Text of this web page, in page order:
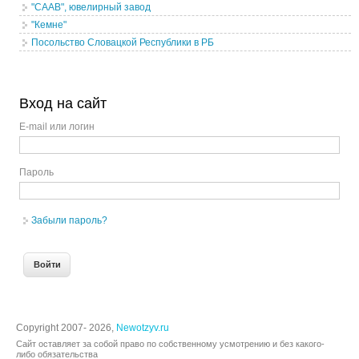
"СААВ", ювелирный завод
"Кемне"
Посольство Словацкой Республики в РБ
Вход на сайт
E-mail или логин
Пароль
Забыли пароль?
Copyright 2007- 2026, Newotzyv.ru
Сайт оставляет за собой право по собственному усмотрению и без какого-
либо обязательства